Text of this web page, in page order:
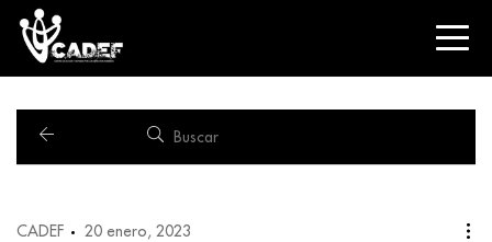
CADEF 20 enero, 2023